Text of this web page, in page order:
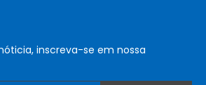
inscreva-se em nossa